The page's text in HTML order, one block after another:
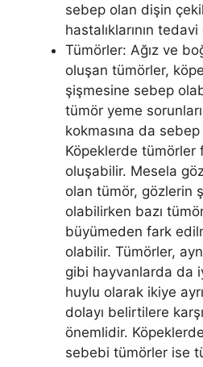
sebep olan dişin
hastalıklarının
Tümörler: Ağız ve
oluşan tümörler,
şişmesine sebep
tümör yeme
kokmasına da
Köpeklerde tümörler
oluşabilir. Mesela
olan tümör, gözlerin
olabilirken bazı
büyümeden fark
olabilir. Tümörler,
gibi hayvanlarda da
huylu olarak ikiye
dolayı belirtilere
önemlidir.
sebebi tümörler ise